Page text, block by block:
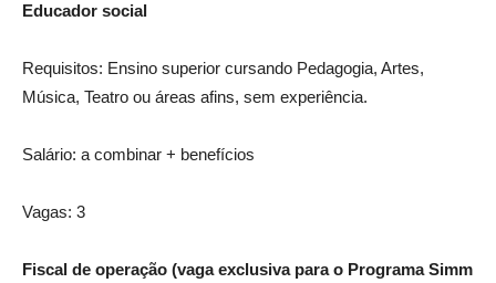
Educador social
Requisitos: Ensino superior cursando Pedagogia, Artes,
Música, Teatro ou áreas afins, sem experiência.
Salário: a combinar + benefícios
Vagas: 3
Fiscal de operação (vaga exclusiva para o Programa Simm